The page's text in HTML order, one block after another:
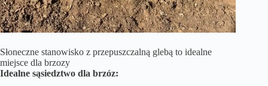
Słoneczne stanowisko z przepuszczalną glebą to idealne
miejsce dla brzozy
Idealne sąsiedztwo dla brzóz: